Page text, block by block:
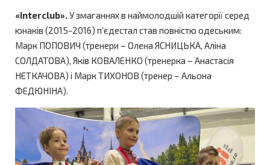
«Interclub».У змаганнях в наймолодшій категорії серед
юнаків (2015-2016) п’єдестал став повністю одеським:
Марк ПОПОВИЧ (тренери – Олена ЯСНИЦЬКА, Аліна
СОЛДАТОВА), Яків КОВАЛЕНКО (тренерка – Анастасія
НЕТКАЧОВА) і Марк ТИХОНОВ (тренер – Альона
ФЕДЮНІНА).